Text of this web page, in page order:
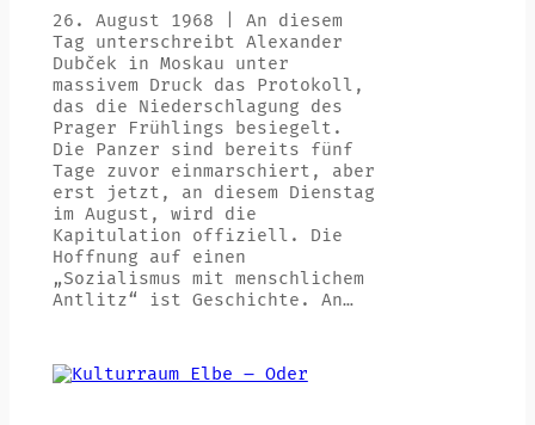
26. August 1968 | An diesem
Tag unterschreibt Alexander
Dubček in Moskau unter
massivem Druck das Protokoll,
das die Niederschlagung des
Prager Frühlings besiegelt.
Die Panzer sind bereits fünf
Tage zuvor einmarschiert, aber
erst jetzt, an diesem Dienstag
im August, wird die
Kapitulation offiziell. Die
Hoffnung auf einen
„Sozialismus mit menschlichem
Antlitz“ ist Geschichte. An…